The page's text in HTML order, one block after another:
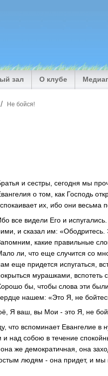
зал О клубе
Не бойся!
и сестры, сегодня мы
о том, как Господь
их, ибо они весьма
все видели Его и
и сказал им: «Ободритесь.
какие правильные
ли, что еще случится со
еще придется испугаться,
мурашками, вспотеть
бы, чтобы слова эти
нашем: «Это Я, не
Я ваш, вы Мои - это Я, не
что вспоминает Евангелие в
над собою в течение
же демократичная, она
людям - она придет, и мы